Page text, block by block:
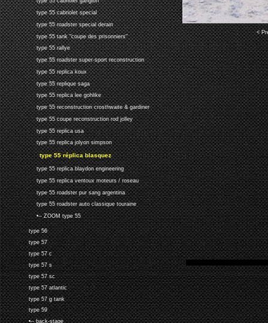
type 55 cabriolet special
type 55 roadster special derain
type 55 tank "coupe des prisonniers"
type 55 rallye
type 55 roadster super-sport reconstruction
type 55 replica koux
type 55 replique saga
type 55 replica lee gohlike
type 55 reconstruction crosthwaite & gardiner
type 55 coupe reconstruction rod jolley
type 55 replica usa
type 55 replica jolyon simpson
type 55 réplica blasquez
type 55 replica blaydon engineering
type 55 replica ventoux moteurs / roseau
type 55 roadster pur sang argentina
type 55 roadster auto classique touraine
•-- ZOOM type 55
type 56
type 57
type 57 c
type 57 s
type 57 sc
type 57 atlantic
type 57 g tank
type 59
•-- back-stage
<